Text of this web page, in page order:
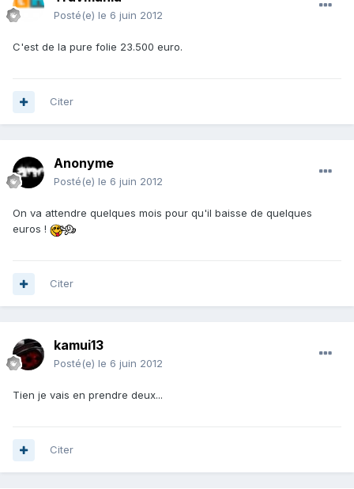
Posté(e) le 6 juin 2012
C'est de la pure folie 23.500 euro.
Citer
Anonyme
Posté(e) le 6 juin 2012
On va attendre quelques mois pour qu'il baisse de quelques
euros !
Citer
kamui13
Posté(e) le 6 juin 2012
Tien je vais en prendre deux...
Citer